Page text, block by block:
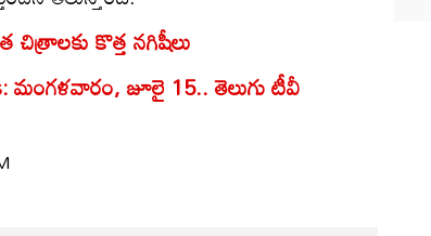
కొత్త నగిషీలు
మంగళవారం, జూలై 15.. తెలుగు టీవీ